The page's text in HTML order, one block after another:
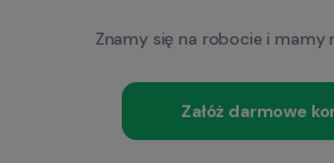
Znamy się na robocie i
Załóż darmowe